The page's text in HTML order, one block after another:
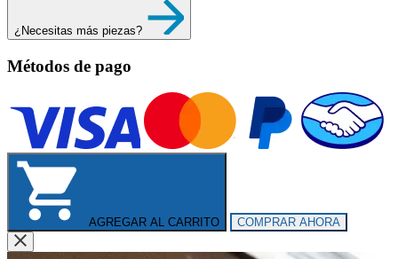
¿Necesitas más piezas?
Métodos de pago
AGREGAR AL CARRITO COMPRAR AHORA